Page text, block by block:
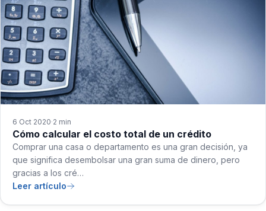
6 Oct 2020·2 min
Cómo calcular el costo total de un crédito
Comprar una casa o departamento es una gran decisión, ya
que significa desembolsar una gran suma de dinero, pero
gracias a los cré…
Leer artículo